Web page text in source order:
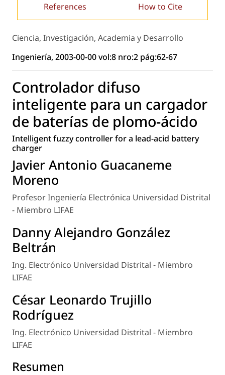
References How to Cite
Ciencia, Investigación, Academia y Desarrollo
Ingeniería, 2003-00-00 vol:8 nro:2 pág:62-67
Controlador difuso
inteligente para un cargador
de baterías de plomo-ácido
Intelligent fuzzy controller for a lead-acid battery
charger
Javier Antonio Guacaneme
Moreno
Profesor Ingeniería Electrónica Universidad Distrital
- Miembro LIFAE
Danny Alejandro González
Beltrán
Ing. Electrónico Universidad Distrital - Miembro
LIFAE
César Leonardo Trujillo
Rodríguez
Ing. Electrónico Universidad Distrital - Miembro
LIFAE
Resumen